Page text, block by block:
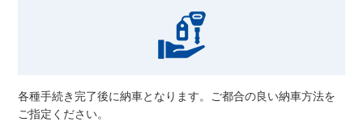
各種手続き完了後に納車となります。ご都合の良い納車方法を
ご指定ください。